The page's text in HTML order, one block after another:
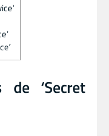
‘Secret